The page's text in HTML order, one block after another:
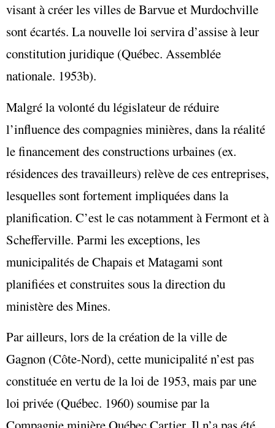
visant à créer les villes de Barvue et Murdochville
sont écartés. La nouvelle loi servira d’assise à leur
constitution juridique (Québec. Assemblée
nationale. 1953b).
Malgré la volonté du législateur de réduire
l’influence des compagnies minières, dans la réalité
le financement des constructions urbaines (ex.
résidences des travailleurs) relève de ces entreprises,
lesquelles sont fortement impliquées dans la
planification. C’est le cas notamment à Fermont et à
Schefferville. Parmi les exceptions, les
municipalités de Chapais et Matagami sont
planifiées et construites sous la direction du
ministère des Mines.
Par ailleurs, lors de la création de la ville de
Gagnon (Côte-Nord), cette municipalité n’est pas
constituée en vertu de la loi de 1953, mais par une
loi privée (Québec. 1960) soumise par la